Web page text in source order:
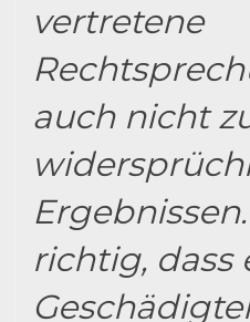
vertretene
auch nicht
richtig, dass